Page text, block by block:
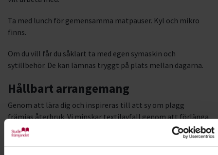
Ta med lunch för gemensamma matpauser. Kyl och mikro
finns.
Om du vill får du såklart ta med egen symaskin och
sytillbehör. De kan lämnas tryggt på plats mellan dagarna.
Hållbart arrangemang
Genom att lära dig och inspireras till att sy om plagg
främjas återbruk. Vi minskar textilavfall genom att förlänga
livslängden på kläder och minska konsumtionen.
Ledare